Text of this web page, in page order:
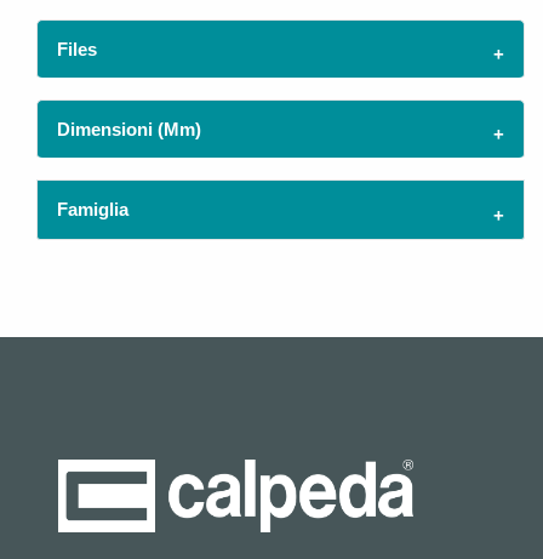
Files
Dimensioni (mm)
Famiglia